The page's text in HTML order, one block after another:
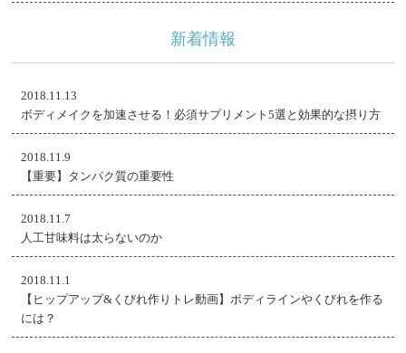
新着情報
2018.11.13
ボディメイクを加速させる！必須サプリメント5選と効果的な摂り方
2018.11.9
【重要】タンパク質の重要性
2018.11.7
人工甘味料は太らないのか
2018.11.1
【ヒップアップ&くびれ作りトレ動画】ボディラインやくびれを作る
には？